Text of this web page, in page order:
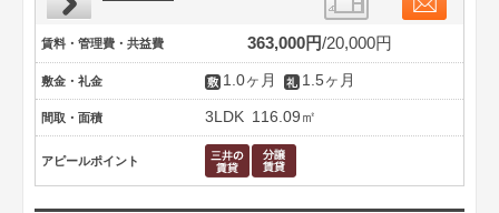
賃料・管理費・共益費 363,000円 20,000円
敷金・礼金 1.0ヶ月 1.5ヶ月
間取・面積 3LDK 116.09㎡
アピールポイント